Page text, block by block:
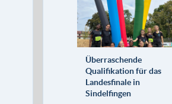
Überraschende
Qualifikation für das
Landesfinale in
Sindelfingen